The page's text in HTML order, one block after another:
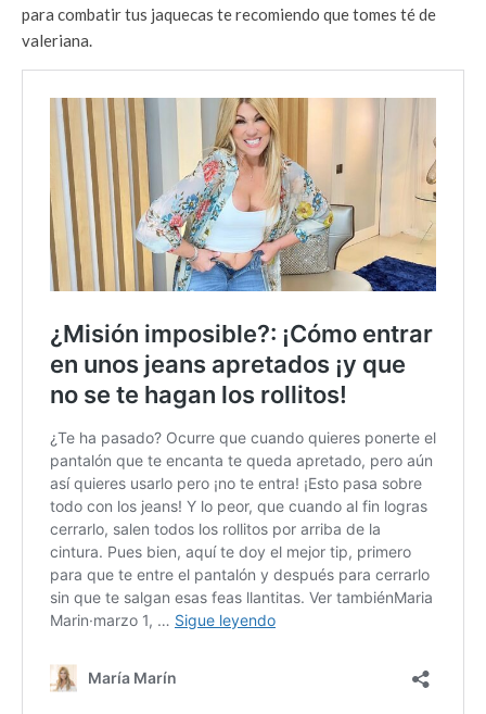
para combatir tus jaquecas te recomiendo que tomes té de
valeriana.